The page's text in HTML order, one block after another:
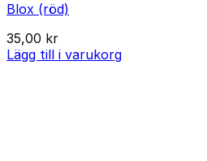
Blox (röd)
35,00 kr
Lägg till i varukorg